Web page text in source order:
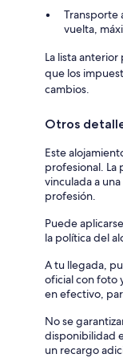
Transporte
vuelta,
La lista
que los
cambios.
Otros
Este
profesional. La
vinculada a
profesión.
Puede
la política del
A tu llegada,
oficial con foto
en efectivo,
No se
disponibilidad
un recargo